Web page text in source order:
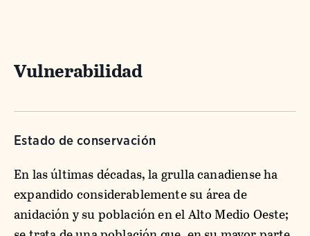
Vulnerabilidad
Estado de conservación
En las últimas décadas, la grulla canadiense ha
expandido considerablemente su área de
anidación y su población en el Alto Medio Oeste;